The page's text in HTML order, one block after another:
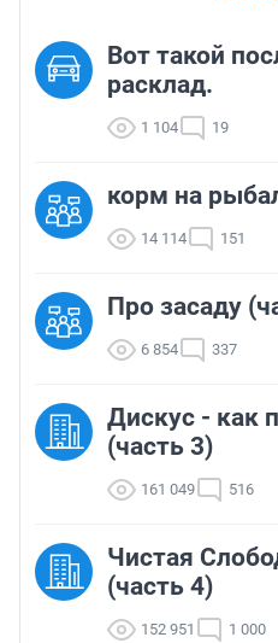
Вот такой
расклад.
1 104 19
корм на
14 114 151
Про засаду
6 854 337
Дискус - как
(часть 3)
161 049 516
Чистая
(часть 4)
152 951 1 000